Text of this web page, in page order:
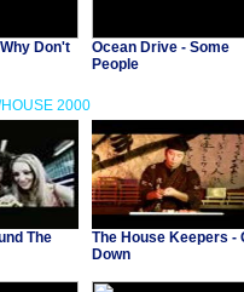
Don't
Ocean Drive - Some
People
2000
The
The House Keepers -
Down